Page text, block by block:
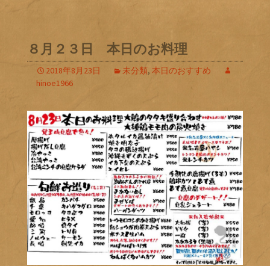
８月２３日 本日のお料理
2018年8月23日 未分類, 本日のおすすめ
hinoe1966